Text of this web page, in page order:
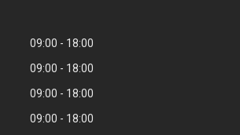
09:00
18:00
09:00
18:00
09:00
18:00
09:00
18:00